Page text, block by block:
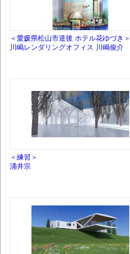
＜愛媛県松山市道後 ホテル花ゆづき＞
川嶋レンダリングオフィス 川嶋俊介
＜練習＞
涌井宗